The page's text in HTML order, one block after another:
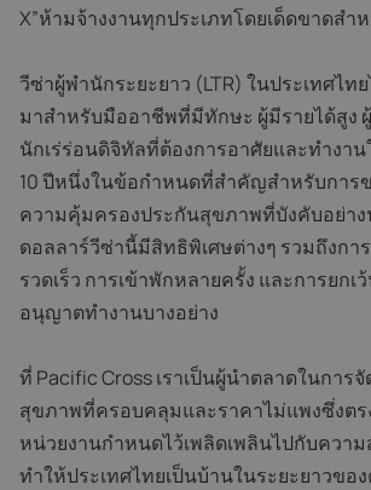
X”ห้ามจ้างงานทุกประเภทโดยเด็ดขาดสำ
วีซ่าผู้พำนักระยะยาว (LTR) ในประเทศไท
มาสำหรับมืออาชีพที่มีทักษะ ผู้มีรายได้สูง
นักเร่ร่อนดิจิทัลที่ต้องการอาศัยและทำงา
10 ปีหนึ่งในข้อกำหนดที่สำคัญสำหรับการข
ความคุ้มครองประกันสุขภาพที่บังคับอย่าง
ดอลลาร์วีซ่านี้มีสิทธิพิเศษต่างๆ รวมถึงกา
รวดเร็ว การเข้าพักหลายครั้ง และการยก
อนุญาตทำงานบางอย่าง
ที่ Pacific Cross เราเป็นผู้นำตลาดในการ
สุขภาพที่ครอบคลุมและราคาไม่แพงซึ่งต
หน่วยงานกำหนดไว้เพลิดเพลินไปกับควา
ทำให้ประเทศไทยเป็นบ้านในระยะยาวขอ